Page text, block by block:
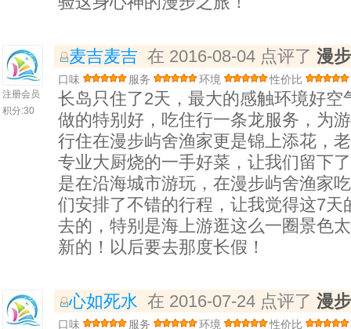
注册会员
积分:30
麦吉麦吉 在 2016-08-04 点评了 漫
口味 服务 环境 性价比
长岛只住了2天，最大的感触环境好
做的特别好，吃住行一条龙服务，为
行住在漫步屿舍渔家更是锦上添花，
专业大厨烧的一手好菜，让我们留下
是在沿海城市游玩，在漫步屿舍渔家
们安排了不错的行程，让我觉得这7
去的，特别是海上游逛这么一圈景色
新的！以后要去那度长假！
心如死水 在 2016-07-24 点评了 漫
口味 服务 环境 性价比